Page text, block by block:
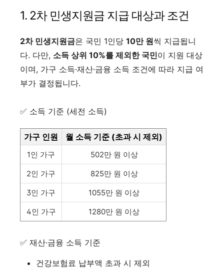
1. 2차 민생지원금 지급 대상과 조건
2차 민생지원금은 국민 1인당 10만 원씩 지급됩니
다. 다만, 소득 상위 10%를 제외한 국민이 지원 대상
이며, 가구 소득·재산·금융 소득 조건에 따라 지급 여
부가 결정됩니다.
✅ 소득 기준 (세전 소득)
가구 인원 월 소득 기준 (초과 시 제외)
1인 가구
502만 원 이상
2인 가구
825만 원 이상
3인 가구
1055만 원 이상
4인 가구
1280만 원 이상
✅ 재산·금융 소득 기준
건강보험료 납부액 초과 시 제외